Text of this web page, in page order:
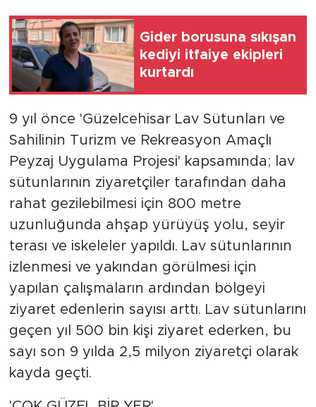
Gider borusuna sıkışan
kediyi itfaiye ekipleri
kurtardı
9 yıl önce 'Güzelcehisar Lav Sütunları ve
Sahilinin Turizm ve Rekreasyon Amaçlı
Peyzaj Uygulama Projesi' kapsamında; lav
sütunlarının ziyaretçiler tarafından daha
rahat gezilebilmesi için 800 metre
uzunluğunda ahşap yürüyüş yolu, seyir
terası ve iskeleler yapıldı. Lav sütunlarının
izlenmesi ve yakından görülmesi için
yapılan çalışmaların ardından bölgeyi
ziyaret edenlerin sayısı arttı. Lav sütunlarını
geçen yıl 500 bin kişi ziyaret ederken, bu
sayı son 9 yılda 2,5 milyon ziyaretçi olarak
kayda geçti.